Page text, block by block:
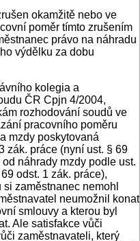
okamžitě nebo ve
poměr tímto zrušením
právo na náhradu
výdělku za dobu
kolegia a
ČR Cpjn 4/2004,
rozhodování soudů ve
pracovního poměru
mzdy poskytovaná
zák. práce (nyní ust. § 69
náhrady mzdy podle ust.
odst. 1 zák. práce),
zaměstnanec nemohl
neumožnil konat
smlouvy a kterou byl
Ale satisfakce vůči
zaměstnavateli, který